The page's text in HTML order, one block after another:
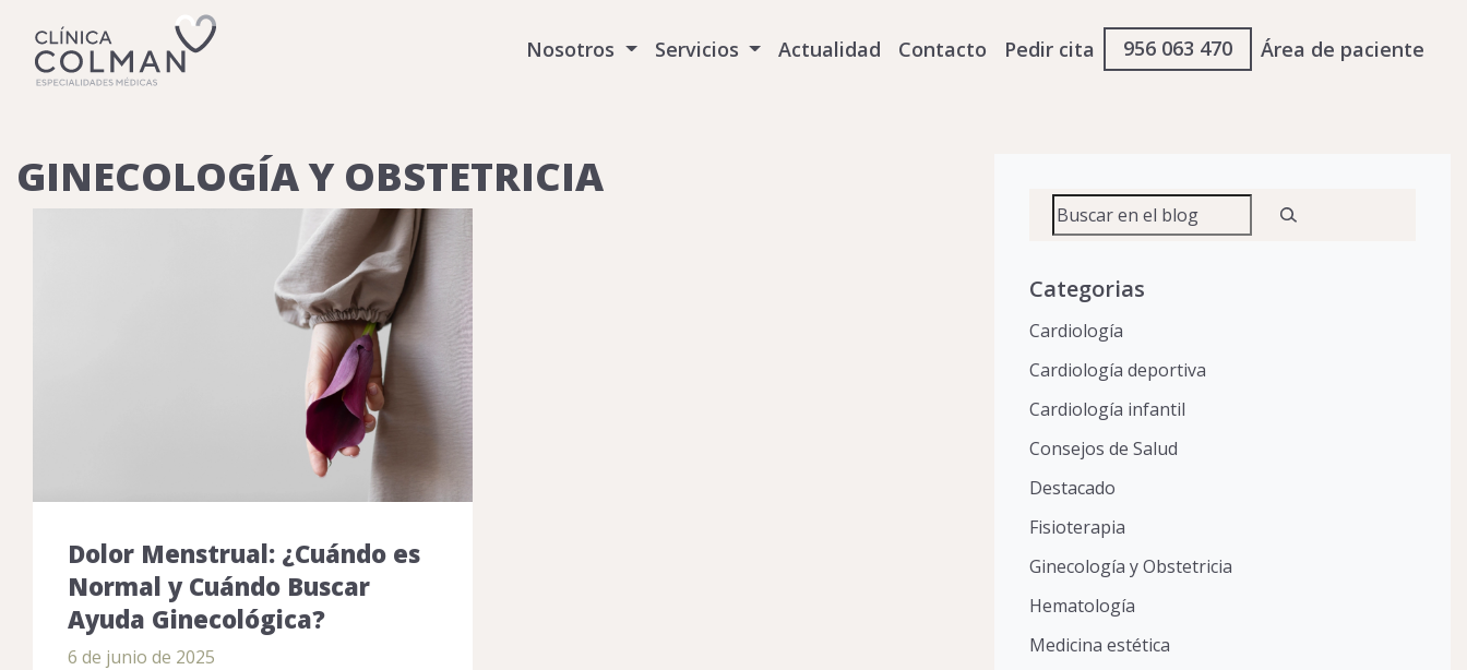
Nosotros Servicios Actualidad Contacto Pedir cita 956 063 470 Área de paciente
GINECOLOGÍA Y OBSTETRICIA
Dolor Menstrual: ¿Cuándo es
Normal y Cuándo Buscar
Ayuda Ginecológica?
6 de junio de 2025
Buscar
Categorias
Cardiología
Cardiología deportiva
Cardiología infantil
Consejos de Salud
Destacado
Fisioterapia
Ginecología y Obstetricia
Hematología
Medicina estética